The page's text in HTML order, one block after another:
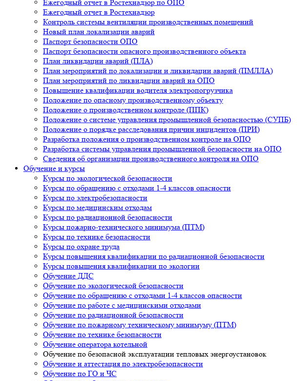
Ежегодный отчет в Ростехнадзор по ОПО
Ежегодный отчет в Ростехнадзор
Контроль системы вентиляции производственных помещений
Новый план локализации аварий
Паспорт безопасности ОПО
Паспорт безопасности опасного производственного объекта
План ликвидации аварий (ПЛА)
План мероприятий по локализации и ликвидации аварий (ПМЛЛА)
План мероприятий по ликвидации аварий на ОПО
Повышение квалификации водителя электропогрузчика
Положение по опасному производственному объекту
Положение о производственном контроле (ППК)
Положение о системе управления промышленной безопасностью (СУПБ)
Положение о порядке расследования причин инцидентов (ПРИ)
Разработка положения о производственном контроле на ОПО
Разработка системы управления промышленной безопасности на ОПО
Сведения об организации производственного контроля на ОПО
Обучение и курсы
Курсы по экологической безопасности
Курсы по обращению с отходами 1-4 классов опасности
Курсы по электробезопасности
Курсы по медицинским отходам
Курсы по радиационной безопасности
Курсы пожарно-технического минимума (ПТМ)
Курсы по технике безопасности
Курсы по охране труда
Курсы повышения квалификации по радиационной безопасности
Курсы повышения квалификации по экологии
Обучение ДДС
Обучение по экологической безопасности
Обучение по обращению с отходами 1-4 классов опасности
Обучение по работе с медицинскими отходами
Обучение по радиационной безопасности
Обучение по пожарному техническому минимуму (ПТМ)
Обучение по технике безопасности
Обучение оператора котельной
Обучение по безопасной эксплуатации тепловых энергоустановок
Обучение и аттестация по электробезопасности
Обучение по ГО и ЧС